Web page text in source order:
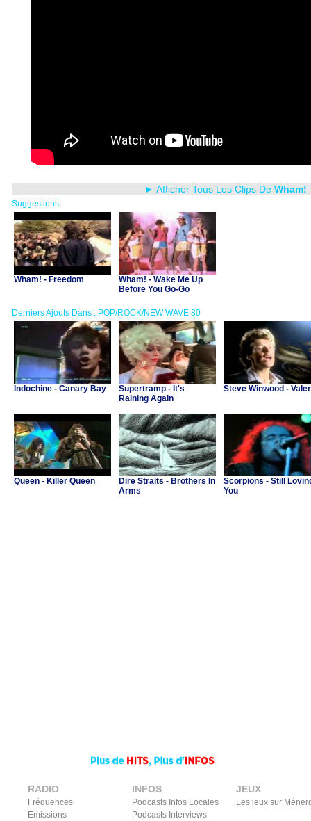
► Afficher Tous Les Clips De Wham!
Suggestions
Wham! - Freedom
Wham! - Wake Me Up
Before You Go-Go
Derniers Ajouts Dans : POP/ROCK/NEW WAVE 80
Indochine - Canary Bay
Supertramp - It's
Raining Again
Steve Winwood -
Queen - Killer Queen
Dire Straits - Brothers In
Arms
Scorpions - Still
You
RADIO
Fréquences
Emissions
INFOS
Podcasts Infos Locales
Podcasts Interviews
JEUX
Les jeux sur